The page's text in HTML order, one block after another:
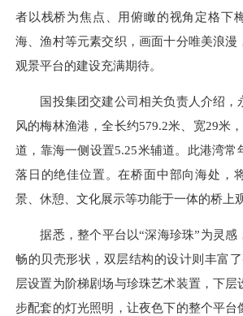
者以栈桥为焦点、用俯瞰的视角定格下
海、渔村等元素交织，画面十分唯美浪漫
观景平台的建设充满期待。
国投集团交建公司相关负责人介绍，
风的梅林渔港，全长约579.2米、宽29米
道，靠海一侧设置5.25米辅道。此港湾常
落日的绝佳位置。在桥面中部向海处，
景、休憩、文化展示等功能于一体的桥上
据悉，整个平台以“深海珍珠”为灵感
畅的贝壳形状，双层结构的设计则丰富
层设置为阶梯剧场与珍珠艺术装置，下层
步配套的灯光照明，让夜色下的整个平台